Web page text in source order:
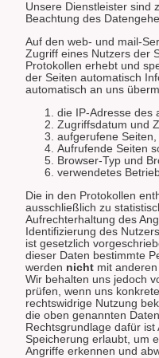
Unsere Dienstleister sind
Beachtung des
Auf den web- und mail-
Zugriff eines Nutzers der
Protokollen erhebt und
der Seiten automatisch
automatisch an uns
die IP-Adresse des
Zugriffsdatum und
aufgerufene Seiten,
Aufrufende Seiten
Browser-Typ und
verwendetes
Die in den Protokollen
ausschließlich zu
Aufrechterhaltung des
Identifizierung des
ist gesetzlich
dieser Daten bestimmte
werden nicht mit
Wir behalten uns jedoch
prüfen, wenn uns
rechtswidrige Nutzung
die oben genannten
Rechtsgrundlage dafür ist
Speicherung erlaubt, um
Angriffe erkennen und